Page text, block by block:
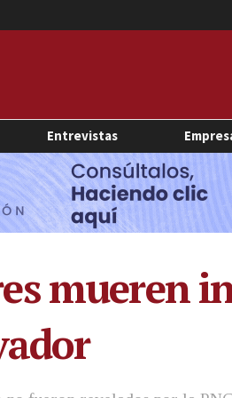
Entrevistas
mueren